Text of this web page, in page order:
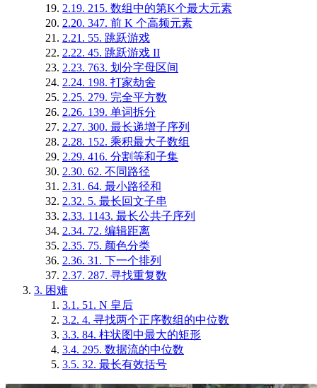
2.19. 215. 数组中的第K个最大元素
2.20. 347. 前 K 个高频元素
2.21. 55. 跳跃游戏
2.22. 45. 跳跃游戏 II
2.23. 763. 划分字母区间
2.24. 198. 打家劫舍
2.25. 279. 完全平方数
2.26. 139. 单词拆分
2.27. 300. 最长递增子序列
2.28. 152. 乘积最大子数组
2.29. 416. 分割等和子集
2.30. 62. 不同路径
2.31. 64. 最小路径和
2.32. 5. 最长回文子串
2.33. 1143. 最长公共子序列
2.34. 72. 编辑距离
2.35. 75. 颜色分类
2.36. 31. 下一个排列
2.37. 287. 寻找重复数
3. 困难
3.1. 51. N 皇后
3.2. 4. 寻找两个正序数组的中位数
3.3. 84. 柱状图中最大的矩形
3.4. 295. 数据流的中位数
3.5. 32. 最长有效括号